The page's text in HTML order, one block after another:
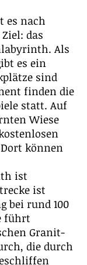
es nach
das
Als
es ein
sind
finden die
statt. Auf
Wiese
können
ist
ist
bei rund 100
führt
Granit-
die durch